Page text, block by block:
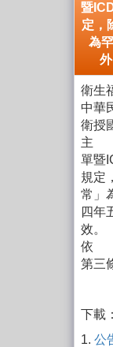
暨
定，
為
衛生
中華
衛授
主
單暨
規定
常」
四年
效。
依
第三
下載：
1.公